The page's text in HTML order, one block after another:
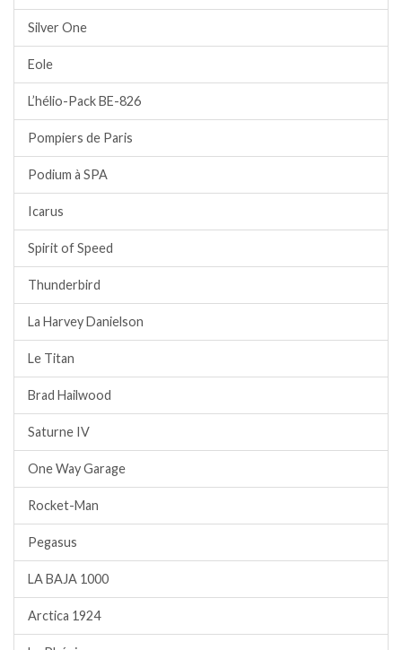
Silver One
Eole
L’hélio-Pack BE-826
Pompiers de Paris
Podium à SPA
Icarus
Spirit of Speed
Thunderbird
La Harvey Danielson
Le Titan
Brad Hailwood
Saturne IV
One Way Garage
Rocket-Man
Pegasus
LA BAJA 1000
Arctica 1924